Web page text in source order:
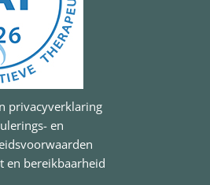
privacyverklaring
en
en bereikbaarheid